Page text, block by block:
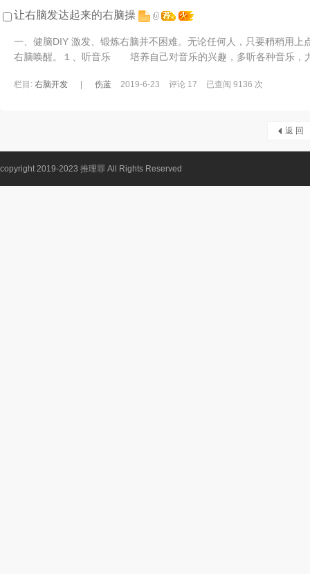
让右脑发达起来的右脑操
一、健脑DIY 激发、锻炼右脑并不困难。无论任何人，只要稍稍用上
右脑唤醒。１、听音乐 培养自己对音乐的兴趣，多听各种音乐，
栏目: 右脑开发 伤蓝 2019-6-23 评论 17 已查阅 9136 次
返 回
copyright 2019-2023 推理罪 All Rights Reserved